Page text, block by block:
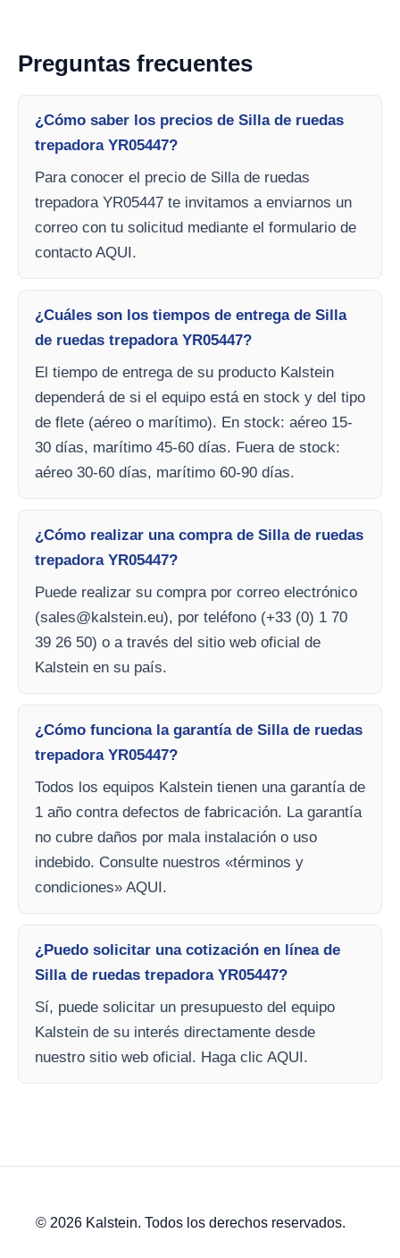
Preguntas frecuentes
¿Cómo saber los precios de Silla de ruedas
trepadora YR05447?
Para conocer el precio de Silla de ruedas
trepadora YR05447 te invitamos a enviarnos un
correo con tu solicitud mediante el formulario de
contacto AQUI.
¿Cuáles son los tiempos de entrega de Silla
de ruedas trepadora YR05447?
El tiempo de entrega de su producto Kalstein
dependerá de si el equipo está en stock y del tipo
de flete (aéreo o marítimo). En stock: aéreo 15-
30 días, marítimo 45-60 días. Fuera de stock:
aéreo 30-60 días, marítimo 60-90 días.
¿Cómo realizar una compra de Silla de ruedas
trepadora YR05447?
Puede realizar su compra por correo electrónico
(sales@kalstein.eu), por teléfono (+33 (0) 1 70
39 26 50) o a través del sitio web oficial de
Kalstein en su país.
¿Cómo funciona la garantía de Silla de ruedas
trepadora YR05447?
Todos los equipos Kalstein tienen una garantía de
1 año contra defectos de fabricación. La garantía
no cubre daños por mala instalación o uso
indebido. Consulte nuestros «términos y
condiciones» AQUI.
¿Puedo solicitar una cotización en línea de
Silla de ruedas trepadora YR05447?
Sí, puede solicitar un presupuesto del equipo
Kalstein de su interés directamente desde
nuestro sitio web oficial. Haga clic AQUI.
© 2026 Kalstein. Todos los derechos reservados.